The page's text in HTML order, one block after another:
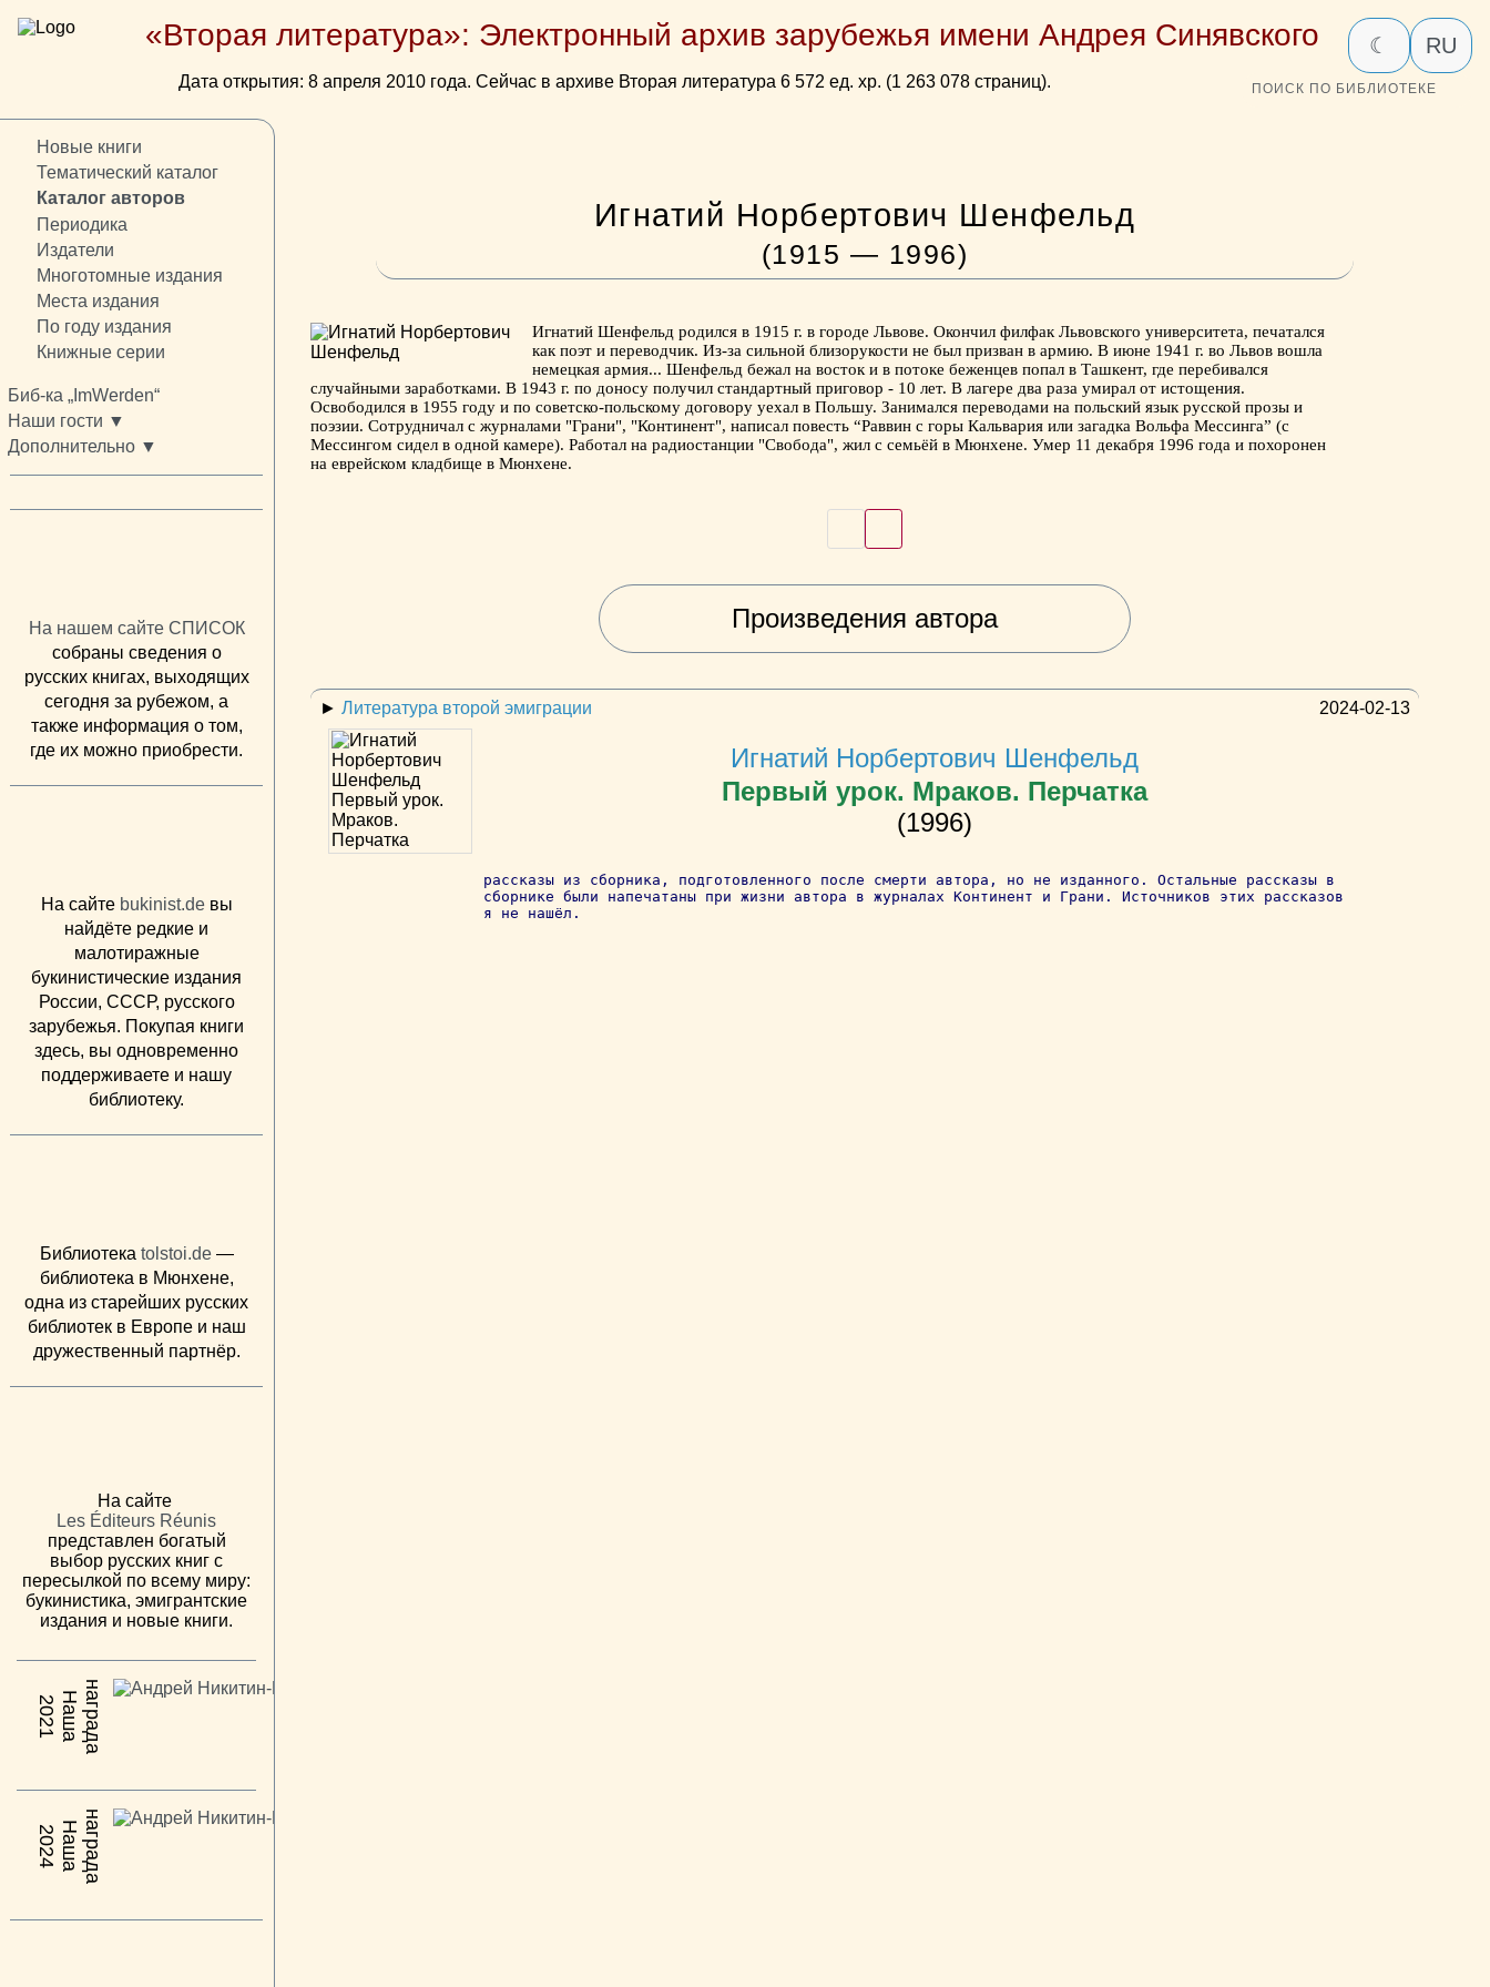
«Вторая литература»: Электронный архив зарубежья имени Андрея Синявского
Дата открытия: 8 апреля 2010 года. Сейчас в архиве Вторая литература 6 572 ед. хр. (1 263 078 страниц).
☾ RU
ПОИСК ПО БИБЛИОТЕКЕ
Новые книги
Тематический каталог
Каталог авторов
Периодика
Издатели
Многотомные издания
Места издания
По году издания
Книжные серии
Биб-ка „ImWerden“
Наши гости ▼
Дополнительно ▼
На нашем сайте СПИСОК
собраны сведения о
русских книгах, выходящих
сегодня за рубежом, а
также информация о том,
где их можно приобрести.
На сайте bukinist.deвы
найдёте редкие и
малотиражные
букинистические издания
России, СССР, русского
зарубежья. Покупая книги
здесь, вы одновременно
поддерживаете и нашу
библиотеку.
Библиотека tolstoi.de—
библиотека в Мюнхене,
одна из старейших русских
библиотек в Европе и наш
дружественный партнёр.
На сайте
Les Éditeurs Réunis
представлен богатый
выбор русских книг с
пересылкой по всему миру:
букинистика, эмигрантские
издания и новые книги.
2021 Н
а
ш
ан
а
г
р
а
да
2024 Н
а
ш
ан
а
г
р
а
да
Игнатий Норбертович Шенфельд
(1915 — 1996)
Игнатий Шенфельд родился в 1915 г. в городе Львове. Окончил филфак Львовского университета, печатался
как поэт и переводчик. Из-за сильной близорукости не был призван в армию. В июне 1941 г. во Львов вошла
немецкая армия... Шенфельд бежал на восток и в потоке беженцев попал в Ташкент, где перебивался
случайными заработками. В 1943 г. по доносу получил стандартный приговор - 10 лет. В лагере два раза умирал от истощения.
Освободился в 1955 году и по советско-польскому договору уехал в Польшу. Занимался переводами на польский язык русской прозы и
поэзии. Сотрудничал с журналами "Грани", "Континент", написал повесть “Раввин с горы Кальвария или загадка Вольфа Мессинга” (с
Мессингом сидел в одной камере). Работал на радиостанции "Свобода", жил с семьёй в Мюнхене. Умер 11 декабря 1996 года и похоронен
на еврейском кладбище в Мюнхене.
Произведения автора
► Литература второй эмиграции 2024-02-13
Игнатий Норбертович Шенфельд
Первый урок. Мраков. Перчатка
(1996)
рассказы из сборника, подготовленного после смерти автора, но не изданного. Остальные рассказы в
сборнике были напечатаны при жизни автора в журналах Континент и Грани. Источников этих рассказов
я не нашёл.